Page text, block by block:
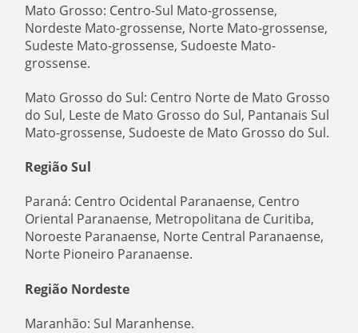
Mato Grosso: Centro-Sul Mato-grossense,
Nordeste Mato-grossense, Norte Mato-grossense,
Sudeste Mato-grossense, Sudoeste Mato-
grossense.
Mato Grosso do Sul: Centro Norte de Mato Grosso
do Sul, Leste de Mato Grosso do Sul, Pantanais Sul
Mato-grossense, Sudoeste de Mato Grosso do Sul.
Região Sul
Paraná: Centro Ocidental Paranaense, Centro
Oriental Paranaense, Metropolitana de Curitiba,
Noroeste Paranaense, Norte Central Paranaense,
Norte Pioneiro Paranaense.
Região Nordeste
Maranhão: Sul Maranhense.